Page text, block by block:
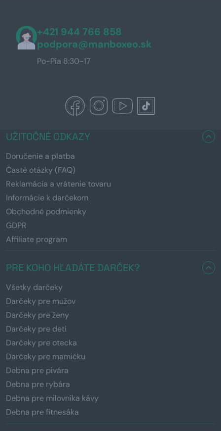
+421 944 766 858
podpora@manboxeo.sk
Po-Pia 8:30-17
UŽITOČNÉ ODKAZY
Doručenie a platba
Časté otázky (FAQ)
Reklamácia a vrátenie tovaru
Informácie k darčekom
Obchodné podmienky
GDPR
Affiliate program
PRE KOHO HĽADÁTE DARČEK?
Všetky darčeky
Darčeky pre mužov
Darčeky pre ženy
Darčeky pre deti
Darčeky pre otecka
Darčeky pre mamičku
Debna pre pivára
Debna pre rybára
Debna pre milovníka kávy
Debna pre fitnesáka